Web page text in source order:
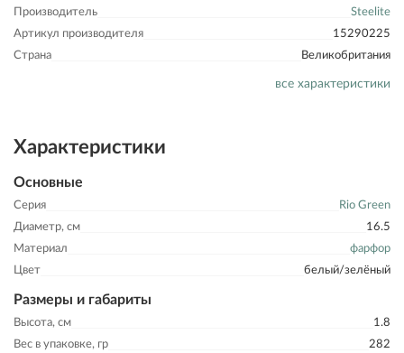
Производитель
Steelite
Артикул производителя
15290225
Страна
Великобритания
все характеристики
Характеристики
Основные
Серия
Rio Green
Диаметр, см
16.5
Материал
фарфор
Цвет
белый/зелёный
Размеры и габариты
Высота, см
1.8
Вес в упаковке, гр
282